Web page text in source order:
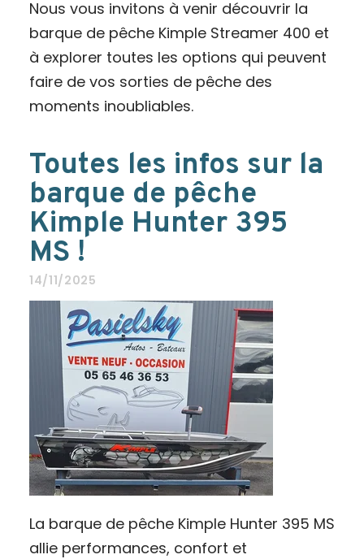
Nous vous invitons à venir découvrir la
barque de pêche Kimple Streamer 400 et
à explorer toutes les options qui peuvent
faire de vos sorties de pêche des
moments inoubliables.
Toutes les infos sur la
barque de pêche
Kimple Hunter 395
MS !
14/11/2025
La barque de pêche Kimple Hunter 395 MS
allie performances, confort et